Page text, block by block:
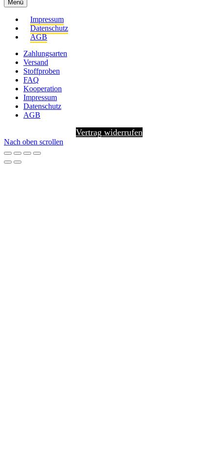
Menü
Impressum
Datenschutz
AGB
Zahlungsarten
Versand
Stoffproben
FAQ
Kooperation
Impressum
Datenschutz
AGB
Vertrag widerrufen
Nach oben scrollen